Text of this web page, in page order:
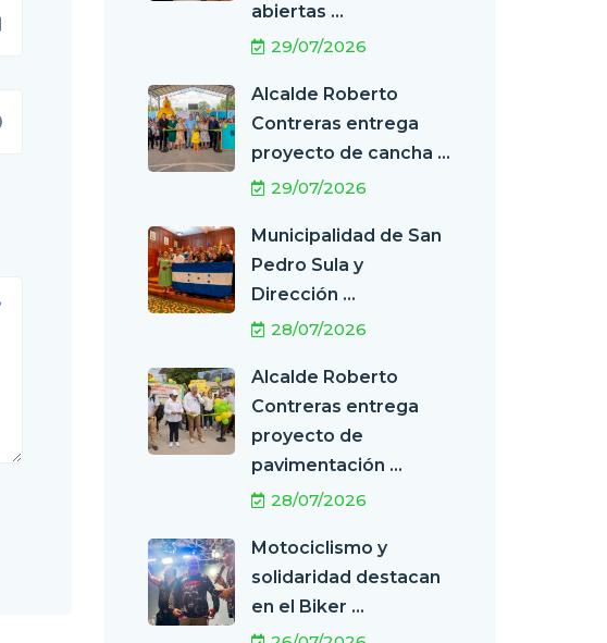
abiertas ...
29/07/2026
Alcalde Roberto
Contreras entrega
proyecto de cancha ...
29/07/2026
Municipalidad de San
Pedro Sula y
Dirección ...
28/07/2026
Alcalde Roberto
Contreras entrega
proyecto de
pavimentación ...
28/07/2026
Motociclismo y
solidaridad destacan
en el Biker ...